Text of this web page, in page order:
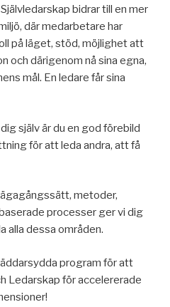
bidrar till en mer
där medarbetare har
på läget, stöd, möjlighet att
och därigenom nå sina egna,
mål. En ledare får sina
själv är du en god förebild
för att leda andra, att få
metoder,
processer ger vi dig
alla dessa områden.
program för att
Ledarskap för accelererade